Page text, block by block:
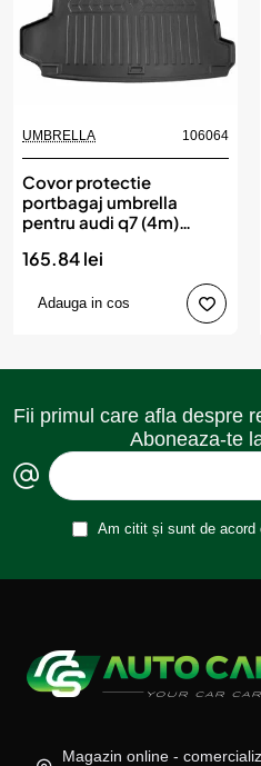
UMBRELLA 106064
Covor protectie
portbagaj umbrella
pentru audi q7 (4m)
165.84 lei
Adauga in cos
Fii primul care afla despre
Aboneaza-te
Am citit și sunt de acord
Magazin online -